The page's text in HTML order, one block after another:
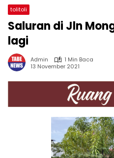
tolitoli
Saluran di Jln
lagi
Admin
1 Min Baca
13 November 2021